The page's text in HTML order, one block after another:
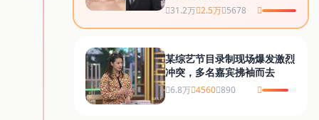
31.2万 2.5万 5678
某综艺节目录制现场爆发激烈
冲突，多名嘉宾拂袖而去
6.8万 4560 890